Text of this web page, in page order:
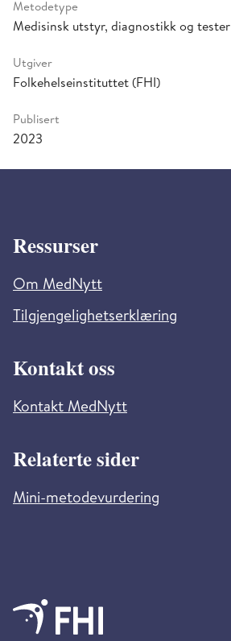
Metodetype
Medisinsk utstyr, diagnostikk og tester
Utgiver
Folkehelseinstituttet (FHI)
Publisert
2023
Ressurser
Om MedNytt
Tilgjengelighetserklæring
Kontakt oss
Kontakt MedNytt
Relaterte sider
Mini-metodevurdering